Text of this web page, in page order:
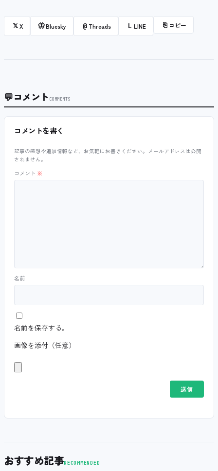
𝕏X 🦋Bluesky @ Threads L LINE ⎘ コピー
💬コメント COMMENTS
コメントを書く
記事の感想や追加情報など、お気軽にお書きください。メールアドレスは公開
されません。
コメント ※
名前
名前を保存する。
画像を添付（任意）
おすすめ記事RECOMMENDED